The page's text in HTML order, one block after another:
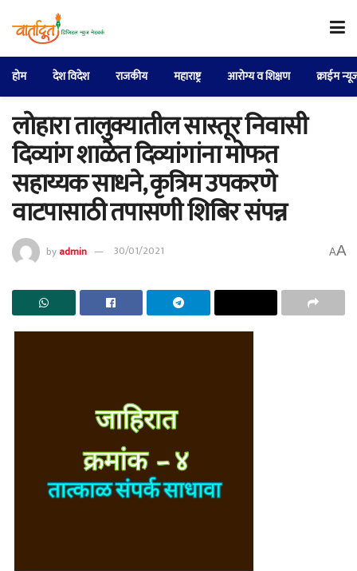
होम देश विदेश राजकीय महाराष्ट्र आरोग्य व शिक्षण क्राईम
लोहारा तालुक्यातील सास्तूर निवासी
दिव्यांग शाळेत दिव्यांगांना मोफत
सहाय्यक साधने, कृत्रिम उपकरणे
वाटपासाठी तपासणी शिबिर संपन्न
byadmin 30/01/2021 AA